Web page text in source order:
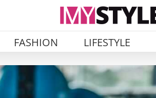
FASHION LIFESTYLE